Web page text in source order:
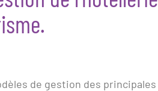
de gestion des principales